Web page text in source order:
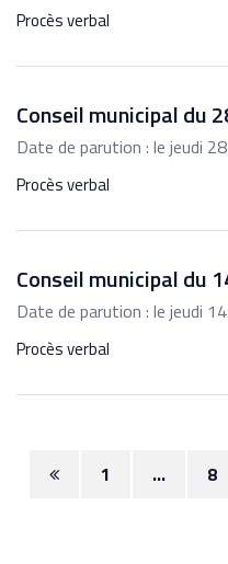
Procès verbal
Conseil municipal du
Date de parution : le jeudi
Procès verbal
Conseil municipal du
Date de parution : le jeudi
Procès verbal
Page 1 ... 8